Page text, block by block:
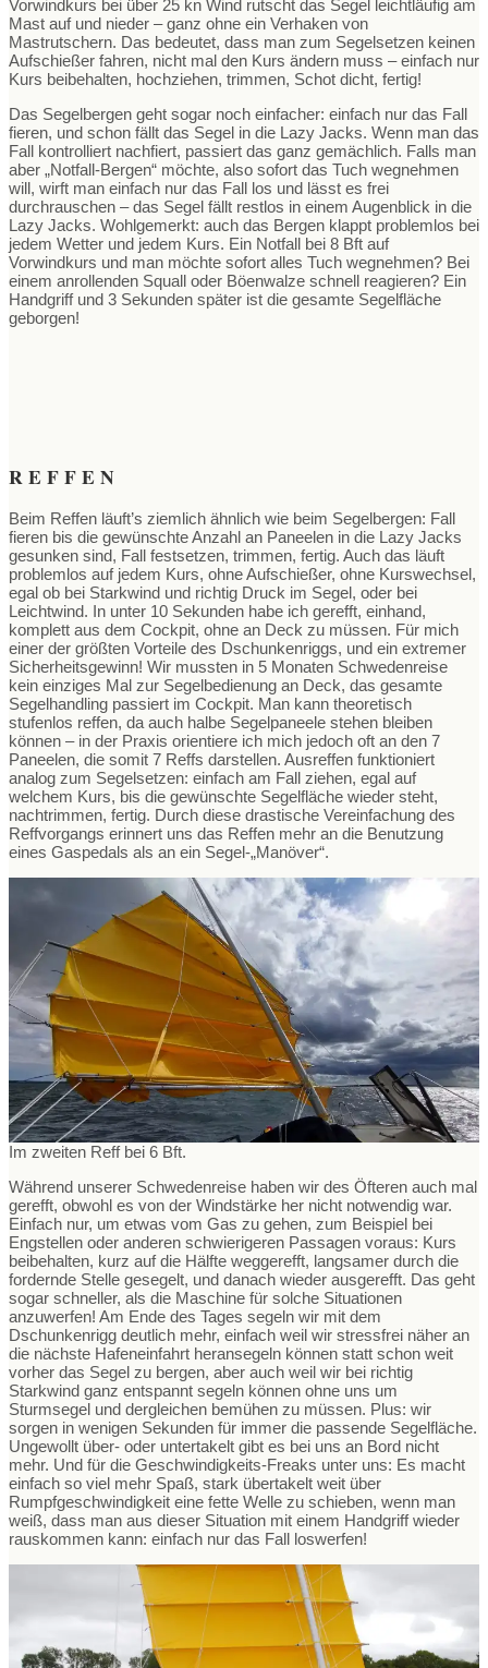
Vorwindkurs bei über 25 kn Wind rutscht das Segel leichtläufig am
Mast auf und nieder – ganz ohne ein Verhaken von
Mastrutschern. Das bedeutet, dass man zum Segelsetzen keinen
Aufschießer fahren, nicht mal den Kurs ändern muss – einfach nur
Kurs beibehalten, hochziehen, trimmen, Schot dicht, fertig!
Das Segelbergen geht sogar noch einfacher: einfach nur das Fall
fieren, und schon fällt das Segel in die Lazy Jacks. Wenn man das
Fall kontrolliert nachfiert, passiert das ganz gemächlich. Falls man
aber „Notfall-Bergen“ möchte, also sofort das Tuch wegnehmen
will, wirft man einfach nur das Fall los und lässt es frei
durchrauschen – das Segel fällt restlos in einem Augenblick in die
Lazy Jacks. Wohlgemerkt: auch das Bergen klappt problemlos bei
jedem Wetter und jedem Kurs. Ein Notfall bei 8 Bft auf
Vorwindkurs und man möchte sofort alles Tuch wegnehmen? Bei
einem anrollenden Squall oder Böenwalze schnell reagieren? Ein
Handgriff und 3 Sekunden später ist die gesamte Segelfläche
geborgen!
REFFEN
Beim Reffen läuft’s ziemlich ähnlich wie beim Segelbergen: Fall
fieren bis die gewünschte Anzahl an Paneelen in die Lazy Jacks
gesunken sind, Fall festsetzen, trimmen, fertig. Auch das läuft
problemlos auf jedem Kurs, ohne Aufschießer, ohne Kurswechsel,
egal ob bei Starkwind und richtig Druck im Segel, oder bei
Leichtwind. In unter 10 Sekunden habe ich gerefft, einhand,
komplett aus dem Cockpit, ohne an Deck zu müssen. Für mich
einer der größten Vorteile des Dschunkenriggs, und ein extremer
Sicherheitsgewinn! Wir mussten in 5 Monaten Schwedenreise
kein einziges Mal zur Segelbedienung an Deck, das gesamte
Segelhandling passiert im Cockpit. Man kann theoretisch
stufenlos reffen, da auch halbe Segelpaneele stehen bleiben
können – in der Praxis orientiere ich mich jedoch oft an den 7
Paneelen, die somit 7 Reffs darstellen. Ausreffen funktioniert
analog zum Segelsetzen: einfach am Fall ziehen, egal auf
welchem Kurs, bis die gewünschte Segelfläche wieder steht,
nachtrimmen, fertig. Durch diese drastische Vereinfachung des
Reffvorgangs erinnert uns das Reffen mehr an die Benutzung
eines Gaspedals als an ein Segel-„Manöver“.
Im zweiten Reff bei 6 Bft.
Während unserer Schwedenreise haben wir des Öfteren auch mal
gerefft, obwohl es von der Windstärke her nicht notwendig war.
Einfach nur, um etwas vom Gas zu gehen, zum Beispiel bei
Engstellen oder anderen schwierigeren Passagen voraus: Kurs
beibehalten, kurz auf die Hälfte weggerefft, langsamer durch die
fordernde Stelle gesegelt, und danach wieder ausgerefft. Das geht
sogar schneller, als die Maschine für solche Situationen
anzuwerfen! Am Ende des Tages segeln wir mit dem
Dschunkenrigg deutlich mehr, einfach weil wir stressfrei näher an
die nächste Hafeneinfahrt heransegeln können statt schon weit
vorher das Segel zu bergen, aber auch weil wir bei richtig
Starkwind ganz entspannt segeln können ohne uns um
Sturmsegel und dergleichen bemühen zu müssen. Plus: wir
sorgen in wenigen Sekunden für immer die passende Segelfläche.
Ungewollt über- oder untertakelt gibt es bei uns an Bord nicht
mehr. Und für die Geschwindigkeits-Freaks unter uns: Es macht
einfach so viel mehr Spaß, stark übertakelt weit über
Rumpfgeschwindigkeit eine fette Welle zu schieben, wenn man
weiß, dass man aus dieser Situation mit einem Handgriff wieder
rauskommen kann: einfach nur das Fall loswerfen!